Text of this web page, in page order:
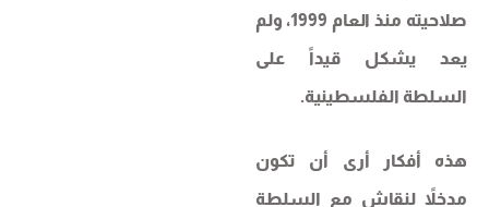
صلاحيته منذ العام 1999، ولم
يعد يشكل قيداً على
السلطة الفلسطينية.
هذه أفكار أرى أن تكون
مدخلاً لنقاش مع السلطة